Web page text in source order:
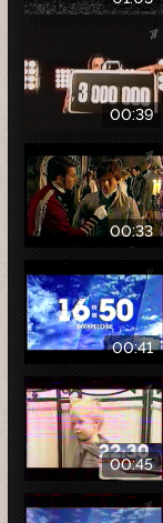
00:39
00:33
00:41
00:45